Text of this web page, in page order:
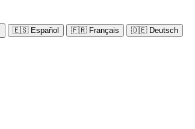
🇪🇸 Español 🇫🇷 Français 🇩🇪 Deutsch